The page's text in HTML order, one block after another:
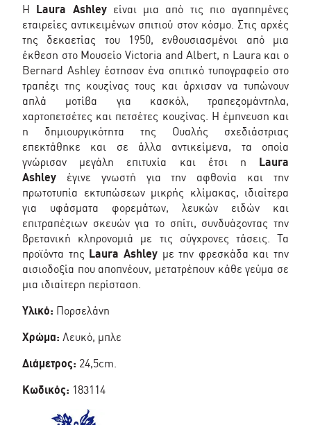
Η
Laura Ashleyείναι μια από τις πιο αγαπημένες
εταιρείες αντικειμένων σπιτιού στον κόσμο. Στις αρχές
της δεκαετίας του 1950, ενθουσιασμένοι από μια
έκθεση στο Μουσείο Victoria and Albert, η Laura και ο
Bernard Ashley έστησαν ένα σπιτικό τυπογραφείο στο
τραπέζι της κουζίνας τους και άρχισαν να τυπώνουν
απλά μοτίβα για κασκόλ, τραπεζομάντηλα,
χαρτοπετσέτες και πετσέτες κουζίνας. Η έμπνευση και
η δημιουργικότητα της Ουαλής σχεδιάστριας
επεκτάθηκε και σε άλλα αντικείμενα, τα οποία
γνώρισαν μεγάλη επιτυχία και έτσι η
Laura
Ashley έγινε γνωστή για την αφθονία και την
πρωτοτυπία εκτυπώσεων μικρής κλίμακας, ιδιαίτερα
για υφάσματα φορεμάτων, λευκών ειδών και
επιτραπέζιων σκευών για το σπίτι, συνδυάζοντας την
βρετανική κληρονομιά με τις σύγχρονες τάσεις. Τα
προϊόντα της Laura Ashleyμε την φρεσκάδα και την
αισιοδοξία που αποπνέουν, μετατρέπουν κάθε γεύμα σε
μια ιδιαίτερη περίσταση.
Υλικό: Πορσελάνη
Χρώμα: Λευκό, μπλε
Διάμετρος: 24,5cm.
Κωδικός: 183114